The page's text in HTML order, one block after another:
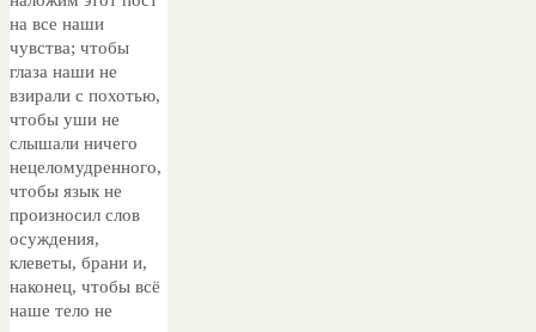
на все наши
чувства; чтобы
глаза наши не
взирали с похотью,
чтобы уши не
слышали ничего
нецеломудренного,
чтобы язык не
произносил слов
осуждения,
клеветы, брани и,
наконец, чтобы всё
наше тело не